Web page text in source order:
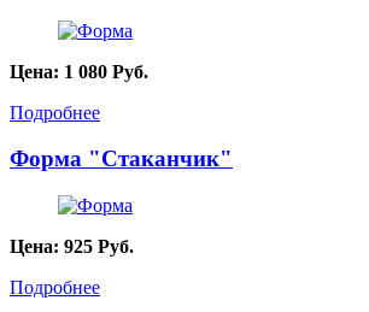
Цена: 1 080 Руб.
Подробнее
Форма "Стаканчик"
Цена: 925 Руб.
Подробнее